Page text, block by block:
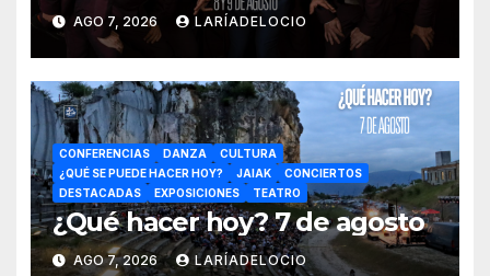
AGO 7, 2026 LARÍADELOCIO
CONFERENCIAS DANZA
CULTURA
¿QUÉ SE PUEDE HACER HOY?
JAIAK
CONCIERTOS
DESTACADAS
EXPOSICIONES TEATRO
¿Qué hacer hoy? 7 de agosto
AGO 7, 2026 LARÍADELOCIO